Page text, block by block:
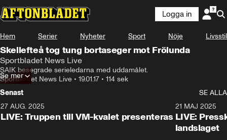
Logga in
Hem Serier Nyheter Sport Nöje Livsstil
Skellefteå tog tung bortaseger mot Frölunda
Sportbladet News Live
SAIK besegrade serieledarna med uddamålet.
Sportbladet News Live • 19.01.17 • 114 sek
Se mer
Senast
SE ALLA
27 AUG. 2025
LIVE: Truppen till VM-kvalet presenteras
21 MAJ 2025
LIVE:
landslaget